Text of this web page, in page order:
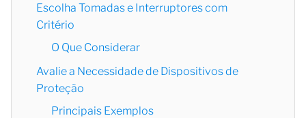
Escolha Tomadas e Interruptores com
Critério
O Que Considerar
Avalie a Necessidade de Dispositivos de
Proteção
Principais Exemplos